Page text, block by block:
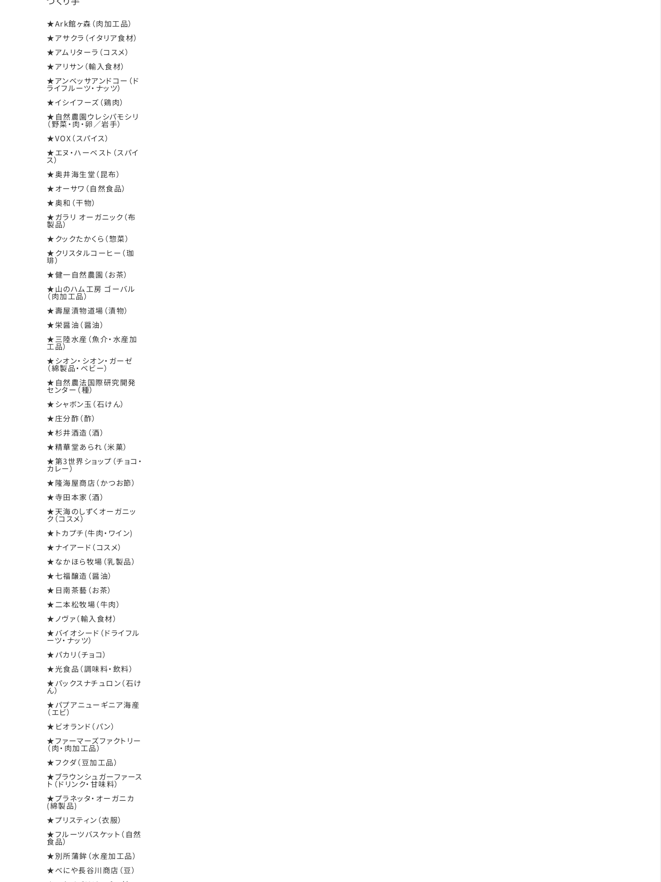
★Ark館ヶ森（肉加工品）
★アサクラ（イタリア食材）
★アムリターラ（コスメ）
★アリサン（輸入食材）
★アンベッサアンドコー（ド
ライフルーツ・ナッツ）
★イシイフーズ（鶏肉）
★自然農園ウレシパモシリ
（野菜・肉・卵／岩手）
★VOX（スパイス）
★エヌ・ハーベスト（スパイ
ス）
★奥井海生堂（昆布）
★オーサワ（自然食品）
★奥和（干物）
★ガラリ オーガニック（布
製品）
★クックたかくら（惣菜）
★クリスタルコーヒー（珈
琲）
★健一自然農園（お茶）
★山のハム工房 ゴーバル
（肉加工品）
★壽屋漬物道場（漬物）
★栄醤油（醤油）
★三陸水産（魚介・水産加
工品）
★シオン・シオン・ガーゼ
（綿製品・ベビー）
★自然農法国際研究開発
センター（種）
★シャボン玉（石けん）
★庄分酢（酢）
★杉井酒造（酒）
★精華堂あられ（米菓）
★第3世界ショップ（チョコ・
カレー）
★隆海屋商店（かつお節）
★寺田本家（酒）
★天海のしずくオーガニッ
ク（コスメ）
★トカプチ(牛肉・ワイン)
★ナイアード（コスメ）
★なかほら牧場（乳製品）
★七福醸造（醤油）
★日南茶藝（お茶）
★二本松牧場（牛肉）
★ノヴァ（輸入食材）
★バイオシード（ドライフル
ーツ・ナッツ）
★パカリ（チョコ）
★光食品（調味料・飲料）
★パックスナチュロン（石け
ん）
★パプアニューギニア海産
（エビ）
★ビオランド（パン）
★ファーマーズファクトリー
（肉・肉加工品）
★フクダ（豆加工品）
★ブラウンシュガーファース
ト（ドリンク・甘味料）
★プラネッタ・オーガニカ
(綿製品)
★プリスティン（衣服）
★フルーツバスケット（自然
食品）
★別所蒲鉾（水産加工品）
★べにや長谷川商店（豆）